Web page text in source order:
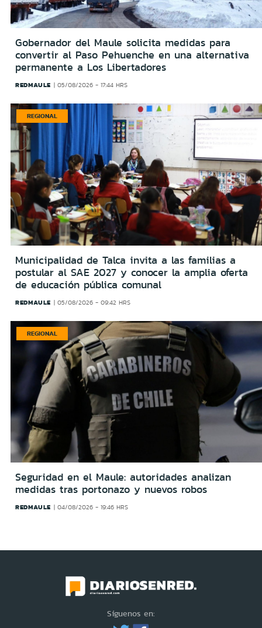
Gobernador del Maule solicita medidas para
convertir al Paso Pehuenche en una alternativa
permanente a Los Libertadores
REDMAULE 05/08/2026 - 17:44 HRS
REGIONAL
Municipalidad de Talca invita a las familias a
postular al SAE 2027 y conocer la amplia oferta
de educación pública comunal
REDMAULE 05/08/2026 - 09:42 HRS
REGIONAL
Seguridad en el Maule: autoridades analizan
medidas tras portonazo y nuevos robos
REDMAULE 04/08/2026 - 19:46 HRS
Síguenos en: